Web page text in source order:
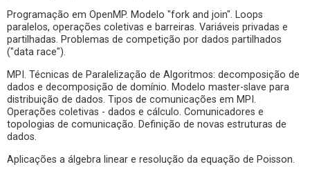
Programação em OpenMP. Modelo "fork and join". Loops
paralelos, operações coletivas e barreiras. Variáveis privadas e
partilhadas. Problemas de competição por dados partilhados
("data race").
MPI. Técnicas de Paralelização de Algoritmos: decomposição de
dados e decomposição de domínio. Modelo master-slave para
distribuição de dados. Tipos de comunicações em MPI.
Operações coletivas - dados e cálculo. Comunicadores e
topologias de comunicação. Definição de novas estruturas de
dados.
Aplicações a álgebra linear e resolução da equação de Poisson.